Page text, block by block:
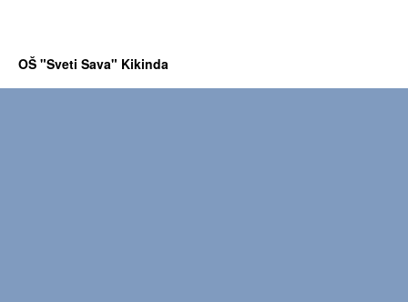
OŠ "Sveti Sava" Kikinda